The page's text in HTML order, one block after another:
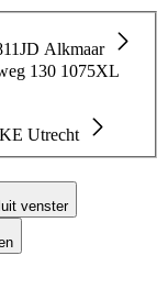
Alkmaar
130 1075XL
Utrecht
venster